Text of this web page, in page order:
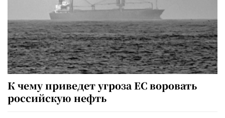
К чему приведет угроза ЕС воровать
российскую нефть